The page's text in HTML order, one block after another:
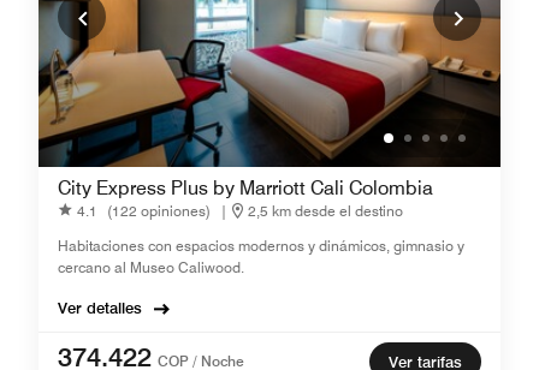
City Express Plus by Marriott Cali Colombia
4.1 (122 opiniones) |
2,5 km desde el destino
Habitaciones con espacios modernos y dinámicos, gimnasio y
cercano al Museo Caliwood.
Ver detalles
374.422 COP / Noche
Ver tarifas